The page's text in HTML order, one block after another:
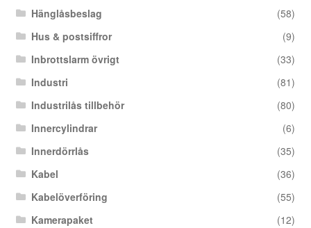
Hänglåsbeslag
(58)
Hus & postsiffror
(9)
Inbrottslarm övrigt
(33)
Industri
(81)
Industrilås tillbehör
(80)
Innercylindrar
(6)
Innerdörrlås
(35)
Kabel
(36)
Kabelöverföring
(55)
Kamerapaket
(12)